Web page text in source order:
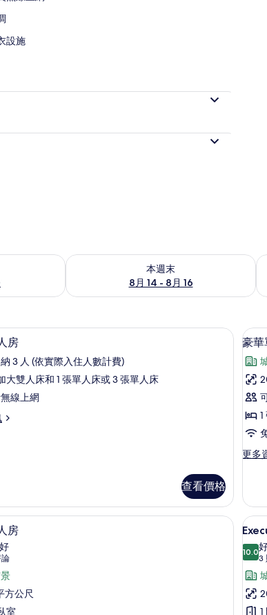
設施
供應情況
本週末
8月 14 - 8月 16
查看本週末 (8月 14 - 8月 16) 的供應情況
客房內保險箱、書桌、隔音、熨斗/熨衣板
房
3 人 (依實際入住人數計費)
大雙人床和 1 張單人床或 3 張單人床
線上網
查看價格
顯
示
豪
華
單
人
的
有
相
片
8
豪
更多
更
單
人
房
詳
客房內保險箱、書桌、隔音、熨斗/熨衣板
房
分 10 分
論
方公尺
室
顯
示
or
8
10.010.0
3
(3
1